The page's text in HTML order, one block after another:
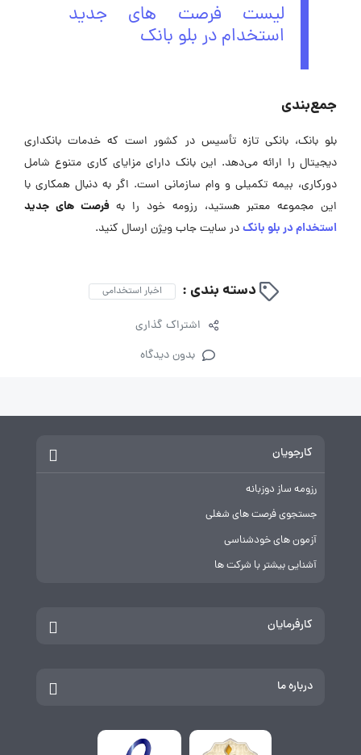
لیست فرصت های جدید
استخدام در بلو بانک
جمع‌بندی
بلو بانک، بانکی تازه تأسیس در کشور است که خدمات بانکداری
دیجیتال را ارائه می‌دهد. این بانک دارای مزایای کاری متنوع شامل
دورکاری، بیمه تکمیلی و وام سازمانی است. اگر به دنبال همکاری با
این مجموعه معتبر هستید، رزومه‌ خود را بهفرصت های جدید
استخدام در بلو بانکدر سایت جاب ویژن ارسال کنید.
دسته بندی : اخبار استخدامی
اشتراک گذاری
بدون دیدگاه
کارجویان
رزومه ساز دوزبانه
جستجوی فرصت های شغلی
آزمون های خودشناسی
آشنایی بیشتر با شرکت ها
کارفرمایان
درباره ما